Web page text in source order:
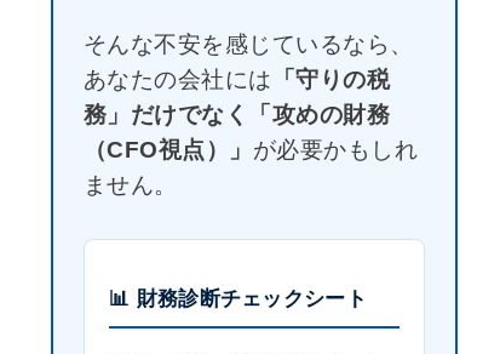
そんな不安を感じているなら、
あなたの会社には 「守りの税
務」だけでなく「攻めの財務
（CFO視点）」 が必要かもしれ
ません。
📊 財務診断チェックシート